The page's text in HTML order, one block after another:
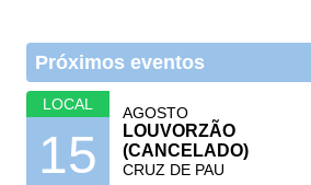
Próximos eventos
LOCAL
15
AGOSTO
LOUVORZÃO
(CANCELADO)
CRUZ DE PAU